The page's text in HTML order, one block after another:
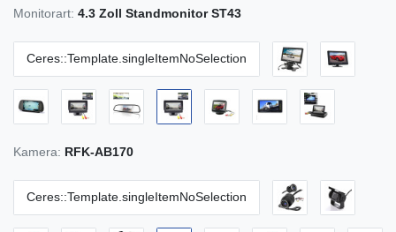
Monitorart: 4.3 Zoll Standmonitor ST43
Ceres::Template.singleItemNoSelection
Kamera: RFK-AB170
Ceres::Template.singleItemNoSelection